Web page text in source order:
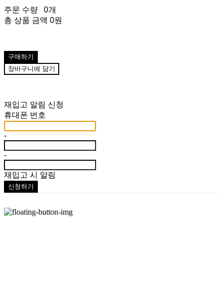
주문 수량
0개
총 상품 금액 0원
구매하기
장바구니에 담기
재입고 알림 신청
휴대폰 번호
-
-
재입고 시 알림
신청하기